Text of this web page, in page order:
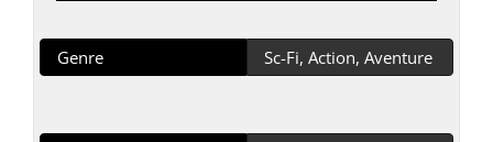
Genre Sc-Fi, Action, Aventure